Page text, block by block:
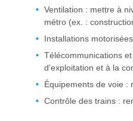
Ventilation : mettre à
métro (ex. :
Installations
Télécommunications
d'exploitation et à la
Équipements de voie :
Contrôle des trains :